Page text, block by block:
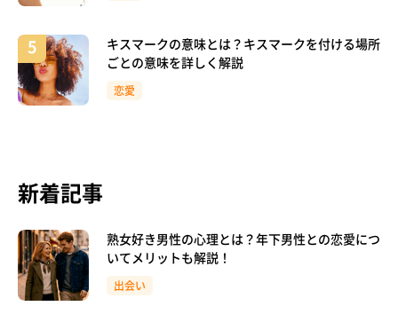
キスマークの意味とは？キスマークを付ける場所
ごとの意味を詳しく解説
恋愛
新着記事
熟女好き男性の心理とは？年下男性との恋愛につ
いてメリットも解説！
出会い